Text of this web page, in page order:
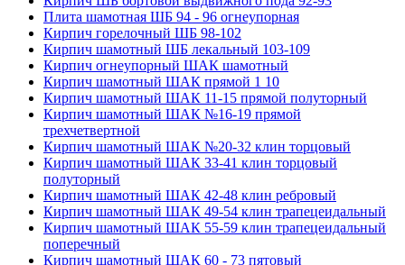
Плита шамотная ШБ 94 - 96 огнеупорная
Кирпич горелочный ШБ 98-102
Кирпич шамотный ШБ лекальный 103-109
Кирпич огнеупорный ШАК шамотный
Кирпич шамотный ШАК прямой 1 10
Кирпич шамотный ШАК 11-15 прямой полуторный
Кирпич шамотный ШАК №16-19 прямой
трехчетвертной
Кирпич шамотный ШАК №20-32 клин торцовый
Кирпич шамотный ШАК 33-41 клин торцовый
полуторный
Кирпич шамотный ШАК 42-48 клин ребровый
Кирпич шамотный ШАК 49-54 клин трапецеидальный
Кирпич шамотный ШАК 55-59 клин трапецеидальный
поперечный
Кирпич шамотный ШАК 60 - 73 пятовый